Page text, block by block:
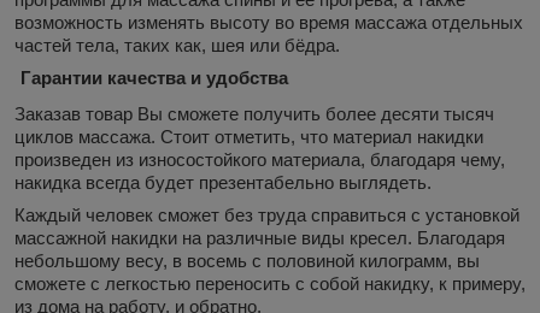
возможность изменять высоту во время массажа отдельных
частей тела, таких как, шея или бёдра.
Гарантии качества и удобства
Заказав товар Вы сможете получить более десяти тысяч
циклов массажа. Стоит отметить, что материал накидки
произведен из износостойкого материала, благодаря чему,
накидка всегда будет презентабельно выглядеть.
Каждый человек сможет без труда справиться с установкой
массажной накидки на различные виды кресел. Благодаря
небольшому весу, в восемь с половиной килограмм, вы
сможете с легкостью переносить с собой накидку, к примеру,
из дома на работу, и обратно.